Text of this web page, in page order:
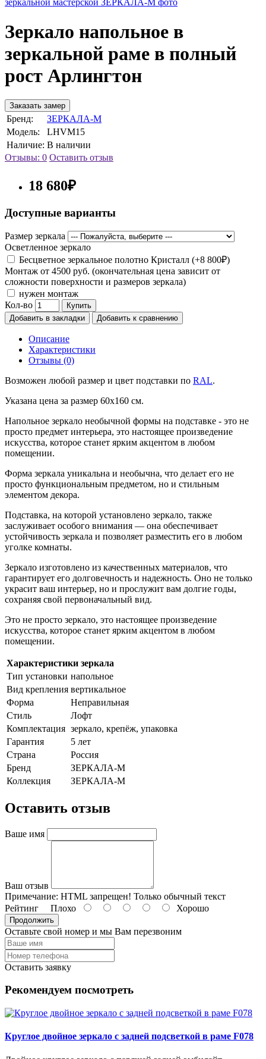
Зеркало напольное в
зеркальной раме в полный
рост Арлингтон
Заказать замер
Бренд:
ЗЕРКАЛА-М
Модель:
LHVM15
Наличие: В наличии
Отзывы: 0 Оставить отзыв
18 680₽
Доступные варианты
Размер зеркала
Осветленное зеркало
Бесцветное зеркальное полотно Кристалл (+8 800₽)
Монтаж от 4500 руб. (окончательная цена зависит от
сложности поверхности и размеров зеркала)
нужен монтаж
Кол-во
Купить
Добавить в закладки
Добавить к сравнению
Описание
Характеристики
Отзывы (0)
Возможен любой размер и цвет подставки по RAL.
Указана цена за размер 60х160 см.
Напольное зеркало необычной формы на подставке - это не
просто предмет интерьера, это настоящее произведение
искусства, которое станет ярким акцентом в любом
помещении.
Форма зеркала уникальна и необычна, что делает его не
просто функциональным предметом, но и стильным
элементом декора.
Подставка, на которой установлено зеркало, также
заслуживает особого внимания — она обеспечивает
устойчивость зеркала и позволяет разместить его в любом
уголке комнаты.
Зеркало изготовлено из качественных материалов, что
гарантирует его долговечность и надежность. Оно не только
украсит ваш интерьер, но и прослужит вам долгие годы,
сохраняя свой первоначальный вид.
Это не просто зеркало, это настоящее произведение
искусства, которое станет ярким акцентом в любом
помещении.
Характеристики зеркала
Тип установки напольное
Вид крепления вертикальное
Форма
Неправильная
Стиль
Лофт
Комплектация зеркало, крепёж, упаковка
Гарантия
5 лет
Страна
Россия
Бренд
ЗЕРКАЛА-М
Коллекция
ЗЕРКАЛА-М
Оставить отзыв
Ваше имя
Ваш отзыв
Примечание: HTML запрещен! Только обычный текст
Рейтинг Плохо Хорошо
Продолжить
Оставьте свой номер и мы Вам перезвоним
Оставить заявку
Рекомендуем посмотреть
Круглое двойное зеркало с задней подсветкой в раме F078